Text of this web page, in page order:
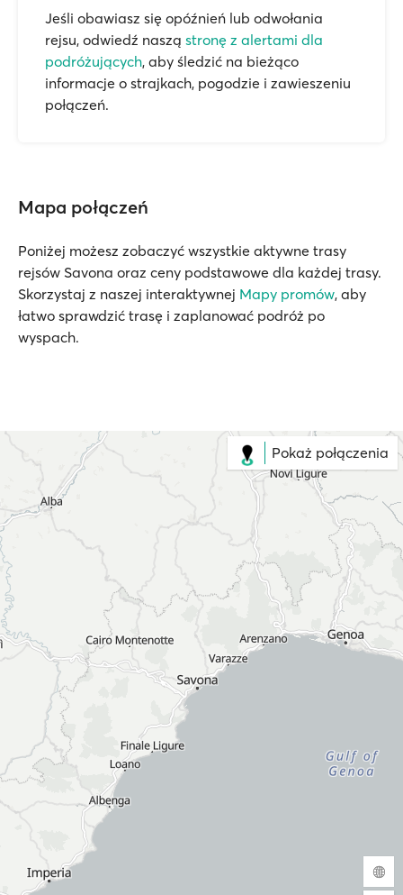
Jeśli obawiasz się opóźnień lub odwołania
rejsu, odwiedź naszą stronę z alertami dla
podróżujących, aby śledzić na bieżąco
informacje o strajkach, pogodzie i zawieszeniu
połączeń.
Mapa połączeń
Poniżej możesz zobaczyć wszystkie aktywne trasy
rejsów Savona oraz ceny podstawowe dla każdej trasy.
Skorzystaj z naszej interaktywnej Mapy promów, aby
łatwo sprawdzić trasę i zaplanować podróż po
wyspach.
Pokaż połączenia